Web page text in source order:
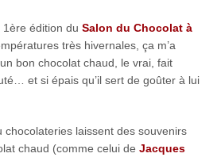
édition du Salon du Chocolat à
très hivernales, ça m’a
bon chocolat chaud, le vrai, fait
et si épais qu’il sert de goûter à lui
chocolateries laissent des souvenirs
chaud (comme celui de Jacques